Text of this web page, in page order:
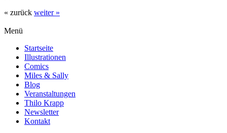
« zurück weiter »
Menü
Startseite
Illustrationen
Comics
Miles & Sally
Blog
Veranstaltungen
Thilo Krapp
Newsletter
Kontakt